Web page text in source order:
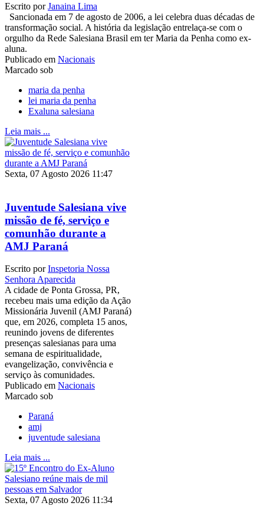
Escrito porJanaina Lima
Sancionada em 7 de agosto de 2006, a lei celebra duas décadas de
transformação social. A história da legislação entrelaça-se com o
orgulho da Rede Salesiana Brasil em ter Maria da Penha como ex-
aluna.
Publicado em Nacionais
Marcado sob
maria da penha
lei maria da penha
Exaluna salesiana
Leia mais ...
Sexta, 07 Agosto 2026 11:47
Juventude Salesiana vive
missão de fé, serviço e
comunhão durante a
AMJ Paraná
Escrito porInspetoria Nossa
Senhora Aparecida
A cidade de Ponta Grossa, PR,
recebeu mais uma edição da Ação
Missionária Juvenil (AMJ Paraná)
que, em 2026, completa 15 anos,
reunindo jovens de diferentes
presenças salesianas para uma
semana de espiritualidade,
evangelização, convivência e
serviço às comunidades.
Publicado em Nacionais
Marcado sob
Paraná
amj
juventude salesiana
Leia mais ...
Sexta, 07 Agosto 2026 11:34